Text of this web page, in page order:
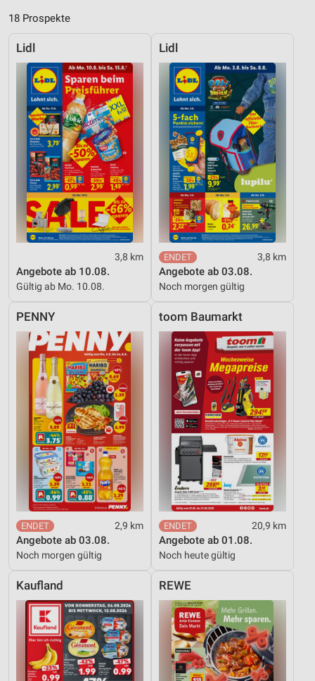
18 Prospekte
Lidl
3,8 km
Angebote ab 10.08.
Gültig ab Mo. 10.08.
Lidl
3,8 km
Angebote ab 03.08.
Noch morgen gültig
PENNY
2,9 km
Angebote ab 03.08.
Noch morgen gültig
toom Baumarkt
20,9 km
Angebote ab 01.08.
Noch heute gültig
Kaufland REWE